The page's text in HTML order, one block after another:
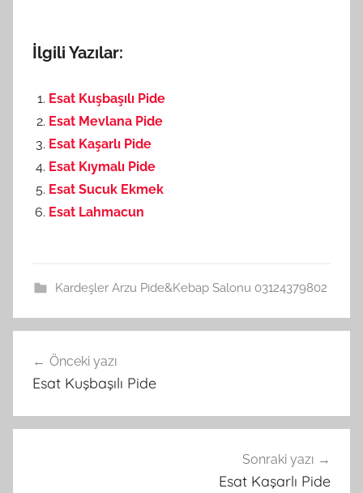
İlgili Yazılar:
Esat Kuşbaşılı Pide
Esat Mevlana Pide
Esat Kaşarlı Pide
Esat Kıymalı Pide
Esat Sucuk Ekmek
Esat Lahmacun
Kardeşler Arzu Pide&Kebap Salonu 03124379802
Yazı
gezinmesi
Önceki yazı
Esat Kuşbaşılı Pide
Sonraki yazı
Esat Kaşarlı Pide